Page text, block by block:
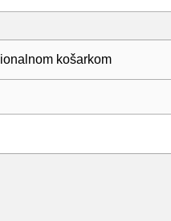
košarkom